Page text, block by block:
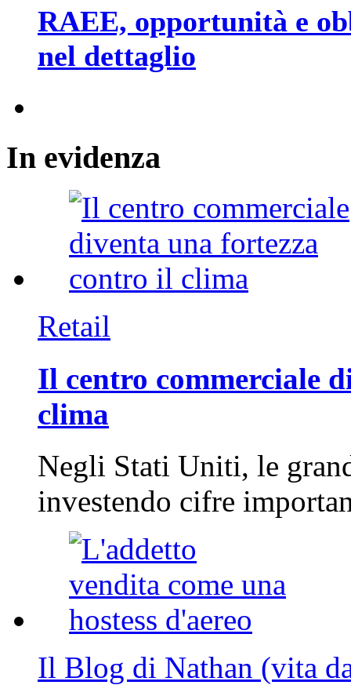
RAEE, opportunità e
nel dettaglio
In evidenza
Retail
Il centro commerciale
clima
Negli Stati Uniti, le
investendo cifre
Il Blog di Nathan (vita